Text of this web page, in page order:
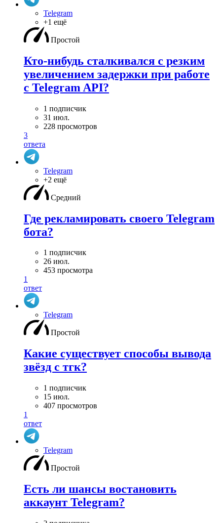
Telegram
+1 ещё
Простой
Кто-нибудь сталкивался с резким
увеличением задержки при работе
с Telegram API?
1 подписчик
31 июл.
228 просмотров
3
ответа
Telegram
+2 ещё
Средний
Где рекламировать своего Telegram
бота?
1 подписчик
26 июл.
453 просмотра
1
ответ
Telegram
Простой
Какие существует способы вывода
звёзд с тгк?
1 подписчик
15 июл.
407 просмотров
1
ответ
Telegram
Простой
Есть ли шансы востановить
аккаунт Telegram?